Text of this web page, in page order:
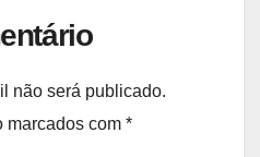
não será publicado.
marcados com *